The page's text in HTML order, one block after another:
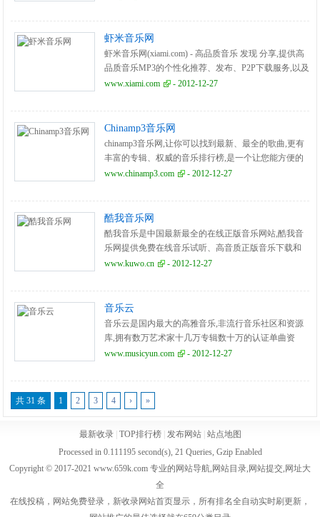
虾米音乐网
虾米音乐网(xiami.com) - 高品质音乐 发现 分享,提供高
品质音乐MP3的个性化推荐、发布、P2P下载服务,以及
线下音乐活动等互动内容.
www.xiami.com - 2012-12-27
Chinamp3音乐网
chinamp3音乐网,让你可以找到最新、最全的歌曲,更有
丰富的专辑、权威的音乐排行榜,是一个让您能方便的
找到您所要的音乐网站。
www.chinamp3.com - 2012-12-27
酷我音乐网
酷我音乐是中国最新最全的在线正版音乐网站,酷我音
乐网提供免费在线音乐试听、高音质正版音乐下载和
MV播放等服务。
www.kuwo.cn - 2012-12-27
音乐云
音乐云是国内最大的高雅音乐,非流行音乐社区和资源
库,拥有数万艺术家十几万专辑数十万的认证单曲资
源,40多万的注册会员,10多年的建站历史,前身为雅燃
www.musicyun.com - 2012-12-27
共 31 条 1 2 3 4 › »
最新收录| TOP排行榜| 发布网站| 站点地图
Processed in 0.111195 second(s), 21 Queries, Gzip Enabled
Copyright © 2017-2021 www.659k.com 专业的网站导航,网站目录,网站提交,网址大
全
在线投稿，网站免费登录，新收录网站首页显示，所有排名全自动实时刷更新，